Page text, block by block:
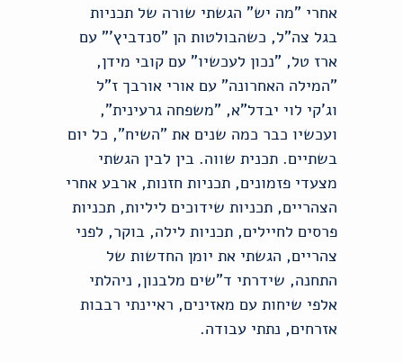
אחרי "מה יש" הגשתי שורה של תכניות
בגל צה"ל, כשהבולטות הן "סנדביץ'" עם
ארז טל, "נכון לעכשיו" עם קובי מידן,
"המילה האחרונה" עם אורי אורבך ז"ל
וג'קי לוי יבדל"א, "משפחה גרעינית",
ועכשיו כבר כמה שנים את "השיח", כל יום
בשתיים. תכנית שווה. בין לבין הגשתי
מצעדי פזמונים, תכניות חזנות, ארבע אחרי
הצהריים, תכניות שידוכים ליליות, תכניות
פרסים לחיילים, תכניות לילה, בוקר, לפני
צהריים, הגשתי את יומן החדשות של
התחנה, שידרתי ד"שים מלבנון, ניהלתי
אלפי שיחות עם מאזינים, ראיינתי רבבות
אזרחים, נתתי עבודה.